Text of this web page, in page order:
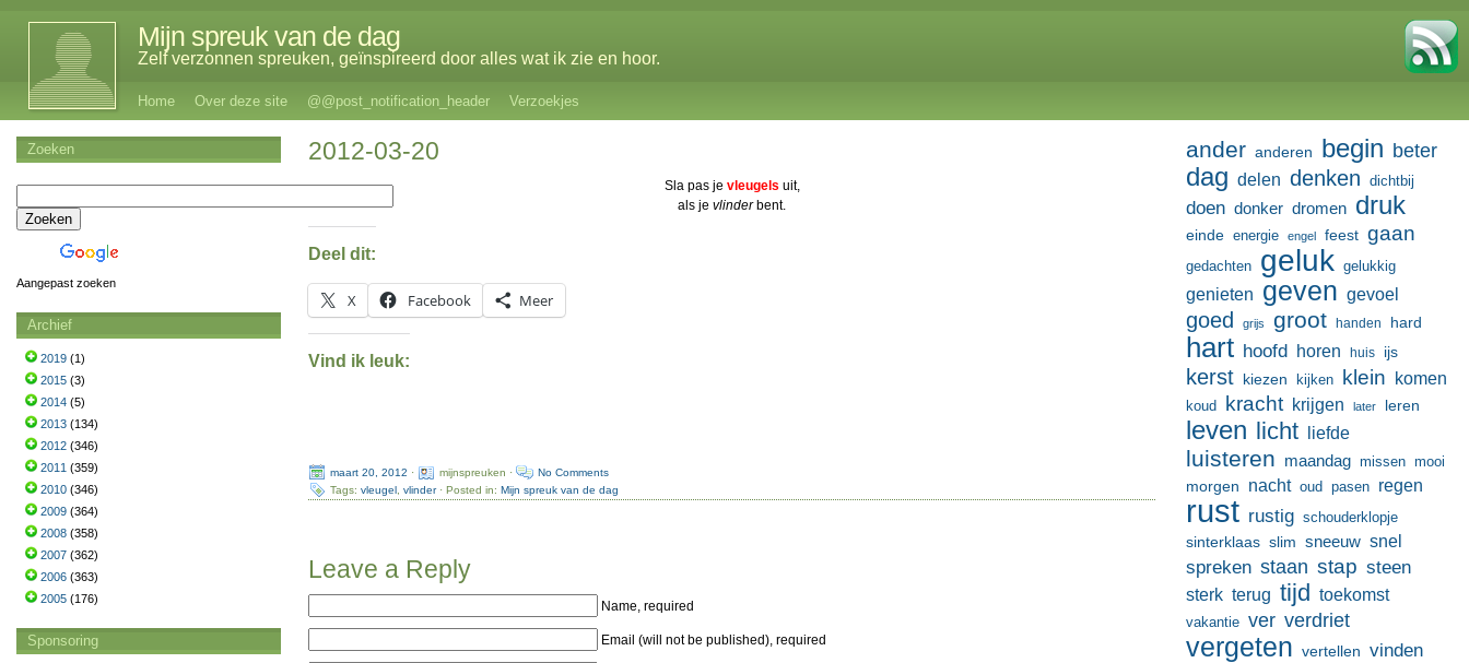
Mijn spreuk van de dag
Zelf verzonnen spreuken, geïnspireerd door alles wat ik zie en hoor.
Home Over deze site @@post_notification_header Verzoekjes
2012-03-20
Sla pas je vleugels uit,
als jevlinderbent.
Deel dit:
X Facebook Meer
Vind ik leuk:
maart 20, 2012 · mijnspreuken ·
No Comments
Tags:vleugel ,vlinder· Posted in:Mijn spreuk van de dag
Leave a Reply
Name, required
Email (will not be published), required
ander anderen begin beter
dag delen denken dichtbij
doen donker dromen druk
einde energie engel feest gaan
gedachten geluk gelukkig
genieten geven gevoel
goed grijs groot handen hard
hart hoofd horen huis ijs
kerst kiezen kijken klein komen
koud kracht krijgen later leren
leven licht liefde
luisteren maandag missen mooi
morgen nacht oud pasen regen
rust rustig schouderklopje
sinterklaas slim sneeuw snel
spreken staan stap steen
sterk terug tijd toekomst
vakantie ver verdriet
vergeten vertellen vinden
Zoeken
Aangepast zoeken
Archief
2019 (1)
2015 (3)
2014 (5)
2013 (134)
2012 (346)
2011 (359)
2010 (346)
2009 (364)
2008 (358)
2007 (362)
2006 (363)
2005 (176)
Sponsoring